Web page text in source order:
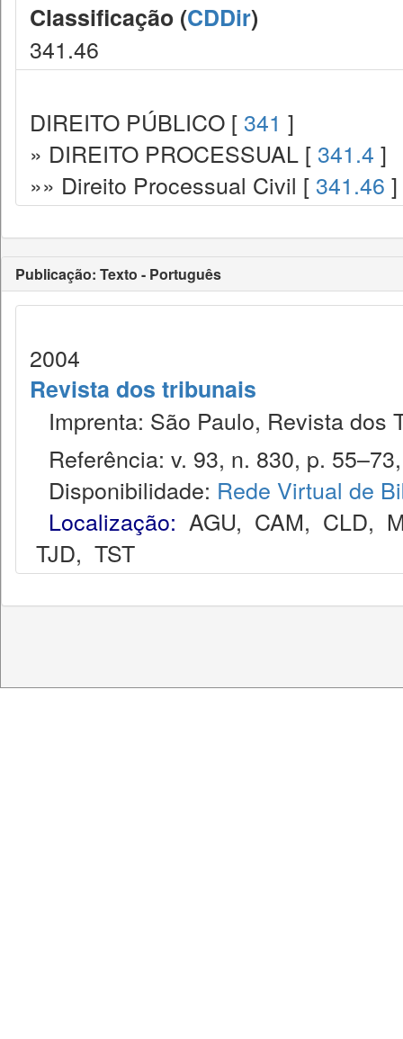
Classificação (CDDir)
341.46
DIREITO PÚBLICO [ 341 ]
» DIREITO PROCESSUAL [ 341.4 ]
»» Direito Processual Civil [ 341.46 ]
Publicação: Texto - Português
2004
Revista dos tribunais
Imprenta: São Paulo, Revista dos
Referência: v. 93, n. 830, p.
Disponibilidade: Rede Virtual de
Localização: AGU, CAM, CLD,
TJD, TST